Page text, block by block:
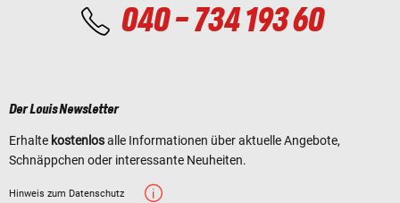
040 - 734 193 60
Der Louis Newsletter
Erhalte kostenlosalle Informationen über aktuelle Angebote,
Schnäppchen oder interessante Neuheiten.
Hinweis zum Datenschutz